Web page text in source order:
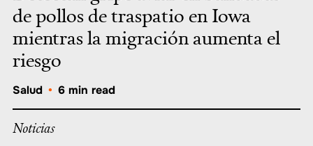
de pollos de traspatio en Iowa
mientras la migración aumenta el
riesgo
Salud • 6 min read
Noticias